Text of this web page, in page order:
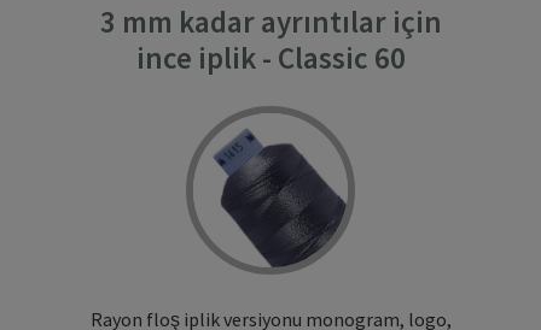
3 mm kadar ayrıntılar için
ince iplik - Classic 60
Rayon floş iplik versiyonu monogram, logo,